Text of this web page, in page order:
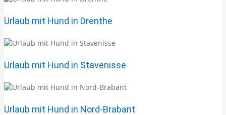
Urlaub mit Hund in Drenthe
Urlaub mit Hund in Stavenisse
Urlaub mit Hund in Nord-Brabant